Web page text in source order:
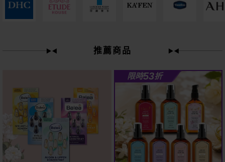
狂殺61
推薦商品
限時53折